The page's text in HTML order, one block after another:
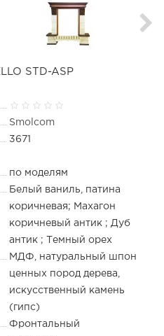
STD-ASP
Smolcom
3671
по моделям
Белый ваниль, патина
коричневая; Махагон
коричневый антик ; Дуб
антик ; Темный орех
МДФ, натуральный шпон
ценных пород дерева,
искусственный камень
(гипс)
Фронтальный